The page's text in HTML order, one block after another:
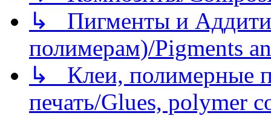
↳ Пигменты и
полимерам)/Pigments
↳ Клеи, полимерные
печать/Glues, polymer